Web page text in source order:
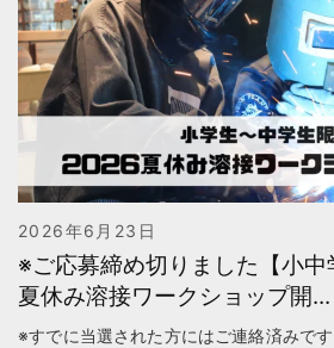
2026年6月23日
※ご応募締め切りました【小
夏休み溶接ワークショップ開...
※すでに当選された方にはご連絡済みで